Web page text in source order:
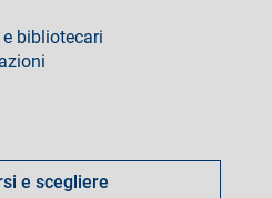
bibliotecari
e scegliere